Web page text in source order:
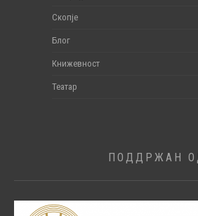
Скопје
Блог
Книжевност
Театар
ПОДДРЖАН